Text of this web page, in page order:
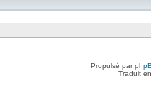
Propulsé par
Traduit